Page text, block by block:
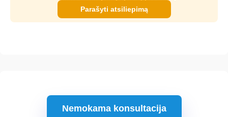
Parašyti atsiliepimą
Nemokama konsultacija